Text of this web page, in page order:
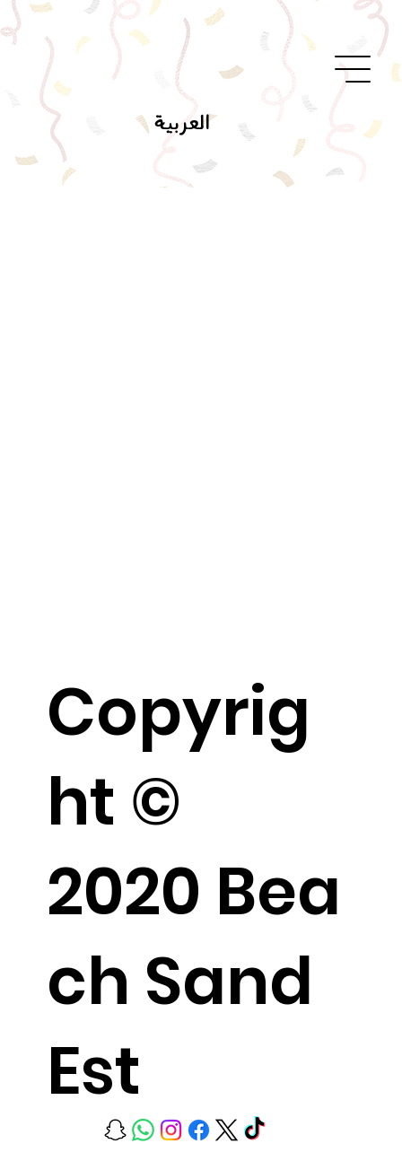
العربية
Copyrig
ht ©
2020 Bea
ch Sand
Est